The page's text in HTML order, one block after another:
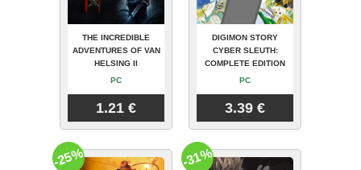
THE INCREDIBLE
ADVENTURES OF VAN
HELSING II
PC
1.21 €
DIGIMON STORY
CYBER SLEUTH:
COMPLETE EDITION
PC
3.39 €
-25% -31%